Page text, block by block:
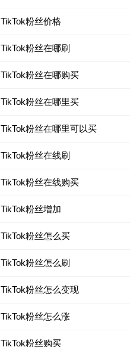
TikTok粉丝价格
TikTok粉丝在哪刷
TikTok粉丝在哪购买
TikTok粉丝在哪里买
TikTok粉丝在哪里可以买
TikTok粉丝在线刷
TikTok粉丝在线购买
TikTok粉丝增加
TikTok粉丝怎么买
TikTok粉丝怎么刷
TikTok粉丝怎么变现
TikTok粉丝怎么涨
TikTok粉丝购买